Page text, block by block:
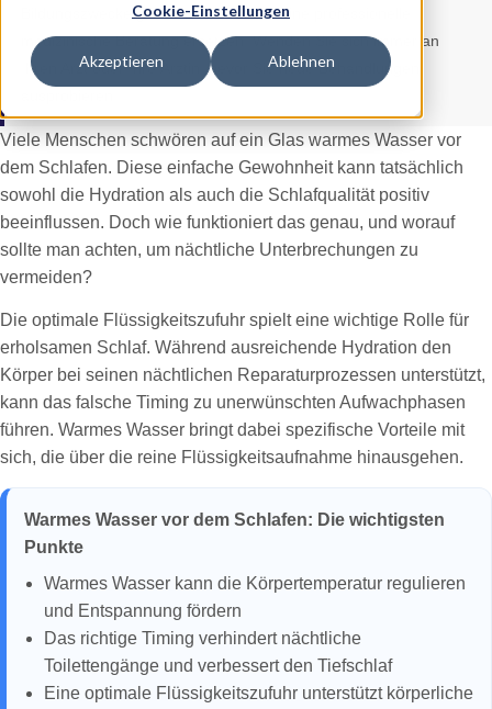
Cookie-Einstellungen
Akzeptieren Ablehnen
Bildungszwecke gedacht und sollen keine professionelle
medizinische Beratung ersetzen. Wenden Sie sich immer an
Ihren Arzt oder Ihre Ärztin, bevor Sie neue Behandlungen
Viele Menschen schwören auf ein Glas warmes Wasser vor
dem Schlafen. Diese einfache Gewohnheit kann tatsächlich
sowohl die Hydration als auch die Schlafqualität positiv
beeinflussen. Doch wie funktioniert das genau, und worauf
sollte man achten, um nächtliche Unterbrechungen zu
vermeiden?
Die optimale Flüssigkeitszufuhr spielt eine wichtige Rolle für
erholsamen Schlaf. Während ausreichende Hydration den
Körper bei seinen nächtlichen Reparaturprozessen unterstützt,
kann das falsche Timing zu unerwünschten Aufwachphasen
führen. Warmes Wasser bringt dabei spezifische Vorteile mit
sich, die über die reine Flüssigkeitsaufnahme hinausgehen.
Warmes Wasser vor dem Schlafen: Die wichtigsten
Punkte
Warmes Wasser kann die Körpertemperatur regulieren
und Entspannung fördern
Das richtige Timing verhindert nächtliche
Toilettengänge und verbessert den Tiefschlaf
Eine optimale Flüssigkeitszufuhr unterstützt körperliche